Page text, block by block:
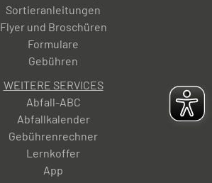
Sortieranleitungen
Flyer und Broschüren
Formulare
Gebühren
WEITERE SERVICES
Abfall-ABC
Abfallkalender
Gebührenrechner
Lernkoffer
App